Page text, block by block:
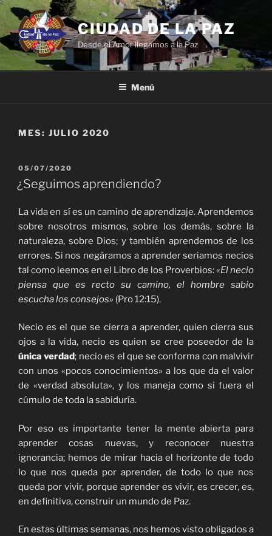
Saltar
al
contenido
CIUDAD DE LA PAZ
Desde el Amor llegamos a la Paz
Menú
MES: JULIO 2020
PUBLICADO
EL
05/07/2020
¿Seguimos aprendiendo?
La vida en sí es un camino de aprendizaje. Aprendemos
sobre nosotros mismos, sobre los demás, sobre la
naturaleza, sobre Dios; y también aprendemos de los
errores. Si nos negáramos a aprender seriamos necios
tal como leemos en el Libro de los Proverbios:«El necio
piensa que es recto su camino, el hombre sabio
escucha los consejos» (Pro 12:15).
Necio es el que se cierra a aprender, quien cierra sus
ojos a la vida, necio es quien se cree poseedor de la
única verdad; necio es el que se conforma con malvivir
con unos «pocos conocimientos» a los que da el valor
de «verdad absoluta», y los maneja como si fuera el
cúmulo de toda la sabiduría.
Por eso es importante tener la mente abierta para
aprender cosas nuevas, y reconocer nuestra
ignorancia; hemos de mirar hacia el horizonte de todo
lo que nos queda por aprender, de todo lo que nos
queda por vivir, porque aprender es vivir, es crecer, es,
en definitiva, construir un mundo de Paz.
En estas últimas semanas, nos hemos visto obligados a